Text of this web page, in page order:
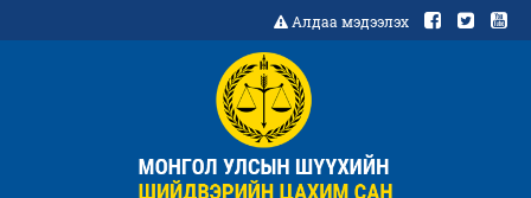
Алдаа мэдээлэх